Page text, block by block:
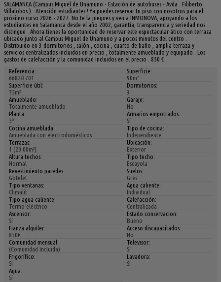
SALAMANCA (Campus Miguel de Unamuno - Estación de autobuses - Avda . Filiberto
Villalobos ) : Atención estudiantes ! Ya puedes reservar tu piso con nosotros para el
próximo curso 2026 - 2027. No te la juegues y ven a INMONOVA, apoyando a los
estudiantes en Salamanca desde el año 2002, garantía, transparencia y seriedad nos
distingue . Ahora tienes la oportunidad de reservar este espectacular ático con terraza
ubicado junto al Campus Miguel de Unamuno y a pocos minutos del centro .
Distribuido en 3 dormitorios , salón , cocina , cuarto de baño , amplia terraza y
servicios centralizados incluidos en precio , totalmente amueblado y equipado . Los
gastos de calefacción y la comunidad incluidos en el precio . 850 € .
Referencia:
6682/3701
Superficie:
90m²
Superficie útil:
75m²
Dormitorios:
3
Amueblado:
Totalmente amueblado
Garaje:
No
Planta:
5º
Armarios empotrados:
Sí
Cocina amueblada:
Amueblada con electrodomésticos
Tipo de cocina:
Independiente
Terrazas:
1 (20.00m²)
Ubicación:
Exterior
Altura techos:
Normal
Tipo techo:
Escayola
Revestimiento paredes:
Gotelet
Suelos:
Gres
Tipo ventanas:
Climalit
Agua caliente:
Individual
Tipo agua caliente:
Termo eléctrico
Calefacción:
Centralizada
Ascensor:
Sí
Estado conservacion:
Bueno
Fianza alquiler:
850€
Acceso discapacitados:
No
Comunidad mensual:
(Comunidad Incluida)
Televisor:
Sí
Frigorífico:
Sí
Lavadora:
Sí
Agua:
Sí